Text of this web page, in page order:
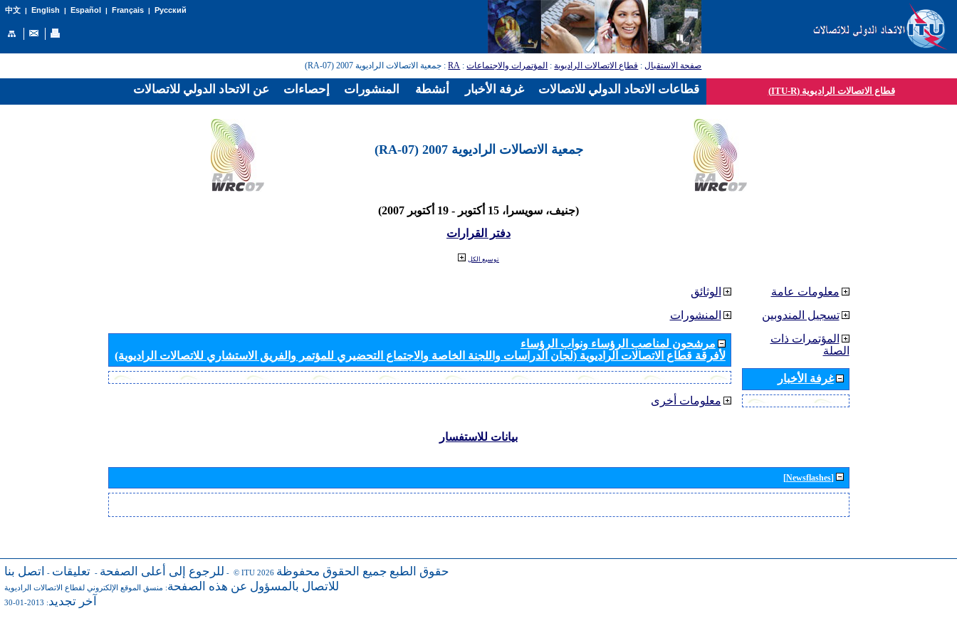
中文| English | Español | Français| Русский
صفحة الاستقبال: قطاع الاتصالات الراديوية: المؤتمرات والاجتماعات:
RA: جمعية الاتصالات الراديوية 2007 (RA-07)
قطاع الاتصالات الراديوية (ITU-R)
جمعية الاتصالات الراديوية 2007 (RA-07)
(جنيف، سويسرا، 15 أكتوبر - 19 أكتوبر 2007)
دفتر القرارات
توسيع الكل
الوثائق
المنشورات
مرشحون لمناصب الرؤساء ونواب الرؤساء
لأفرقة قطاع الاتصالات الراديوية (لجان الدراسات واللجنة الخاصة والاجتماع التحضيري للمؤتمر والفريق الاستشاري للاتصالات الراديوية)
معلومات أخرى
معلومات عامة
تسجيل المندوبين
المؤتمرات ذات
الصلة
غرفة الأخبار
بيانات للاستفسار
[Newsflashes]
للرجوع إلى أعلى الصفحة - تعليقات - اتصل بنا - © ITU 2026 حقوق الطبع جميع الحقوق محفوظة
للاتصال بالمسؤول عن هذه الصفحة: منسق الموقع الإلكتروني لقطاع الاتصالات الراديوية
آخر تجديد: 2013-01-30
عن الاتحاد الدولي للاتصالات إحصاءات المنشورات أنشطة غرفة الأخبار قطاعات الاتحاد الدولي للاتصالات